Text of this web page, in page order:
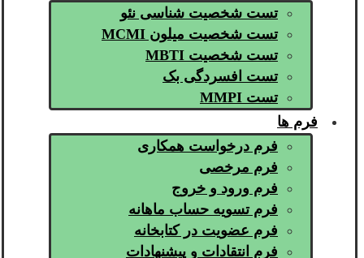
تست شخصیت شناسی نئو
تست شخصیت میلون MCMI
تست شخصیت MBTI
تست افسردگی بک
تست MMPI
فرم ها
فرم درخواست همکاری
فرم مرخصی
فرم ورود و خروج
فرم تسویه حساب ماهانه
فرم عضویت در کتابخانه
فرم انتقادات و پیشنهادات